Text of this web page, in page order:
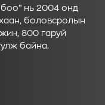
нь 2004 онд
боловсролын
800 гаруй
байна.